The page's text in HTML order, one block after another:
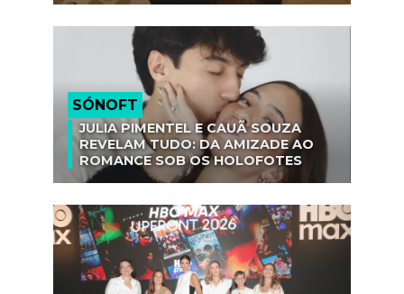
SÓNOFT
JULIA PIMENTEL E CAUÃ SOUZA
REVELAM TUDO: DA AMIZADE AO
ROMANCE SOB OS HOLOFOTES